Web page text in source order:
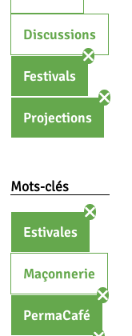
Discussions
Festivals
Projections
Mots-clés
Estivales
Maçonnerie
PermaCafé